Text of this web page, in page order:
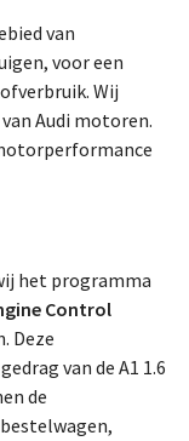
van
voor een
Wij
Audi motoren.
het programma
Control
Deze
van de A1 1.6
de